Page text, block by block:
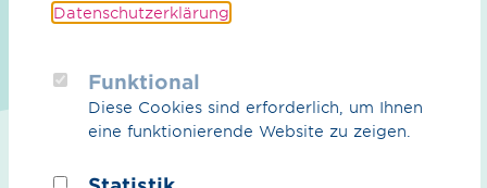
Die Fernleitungsnetzbetreiber sind gem. Tenorziffer 3 lit
b) KAP+ dazu verpflichtet einen gemeinsamen Bericht
vorzulegen, in dem der Einsatz der marktbasierten
Datenschutzerklärung
Funktional
Diese Cookies sind erforderlich, um Ihnen
eine funktionierende Website zu zeigen.